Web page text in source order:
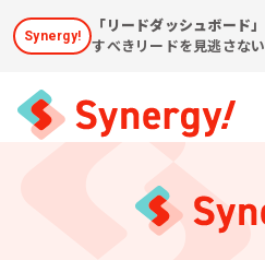
Synergy!
「リードダッシュボード」
すべきリードを見逃さない